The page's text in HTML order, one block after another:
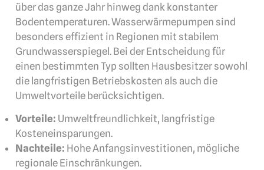
über das ganze Jahr hinweg dank konstanter
Bodentemperaturen. Wasserwärmepumpen sind
besonders effizient in Regionen mit stabilem
Grundwasserspiegel. Bei der Entscheidung für
einen bestimmten Typ sollten Hausbesitzer sowohl
die langfristigen Betriebskosten als auch die
Umweltvorteile berücksichtigen.
Vorteile: Umweltfreundlichkeit, langfristige
Kosteneinsparungen.
Nachteile: Hohe Anfangsinvestitionen, mögliche
regionale Einschränkungen.